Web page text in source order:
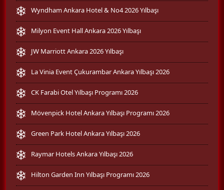
Wyndham Ankara Hotel & No4 2026 Yılbaşı
Milyon Event Hall Ankara 2026 Yılbaşı
JW Marriott Ankara 2026 Yılbaşı
La Vinia Event Çukurambar Ankara Yılbaşı 2026
CK Farabi Otel Yılbaşı Programı 2026
Mövenpick Hotel Ankara Yılbaşı Programı 2026
Green Park Hotel Ankara Yılbaşı 2026
Raymar Hotels Ankara Yılbaşı 2026
Hilton Garden Inn Yılbaşı Programı 2026